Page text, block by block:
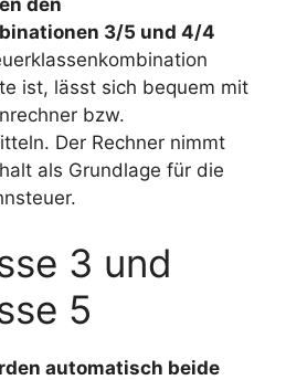
3/5 und 4/4
ist, lässt sich bequem mit
bzw.
Der Rechner nimmt
als Grundlage für die
3 und
5
automatisch beide